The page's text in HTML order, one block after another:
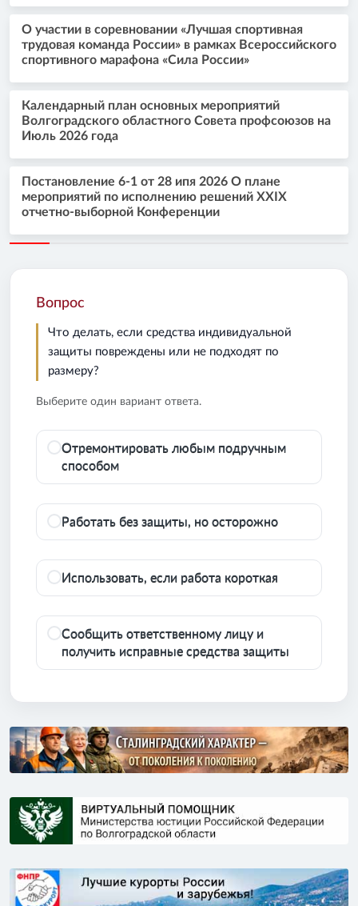
О участии в соревновании «Лучшая спортивная
трудовая команда России» в рамках Всероссийского
спортивного марафона «Сила России»
Календарный план основных мероприятий
Волгоградского областного Совета профсоюзов на
Июль 2026 года
Постановление 6-1 от 28 ипя 2026 О плане
мероприятий по исполнению решений XXIX
отчетно-выборной Конференции
Вопрос
Что делать, если средства индивидуальной
защиты повреждены или не подходят по
размеру?
Выберите один вариант ответа.
Отремонтировать любым подручным
способом
Работать без защиты, но осторожно
Использовать, если работа короткая
Сообщить ответственному лицу и
получить исправные средства защиты